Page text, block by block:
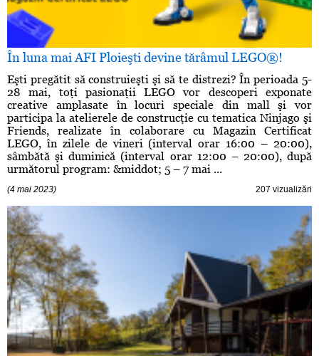
În luna mai AFI Ploieşti devine tărâmul LEGO®!
Eşti pregătit să construieşti şi să te distrezi? În perioada 5-
28 mai, toţi pasionaţii LEGO vor descoperi exponate
creative amplasate în locuri speciale din mall şi vor
participa la atelierele de construcţie cu tematica Ninjago şi
Friends, realizate în colaborare cu Magazin Certificat
LEGO, în zilele de vineri (interval orar 16:00 – 20:00),
sâmbătă şi duminică (interval orar 12:00 – 20:00), după
următorul program: &middot; 5 – 7 mai ...
(4 mai 2023) 207 vizualizări